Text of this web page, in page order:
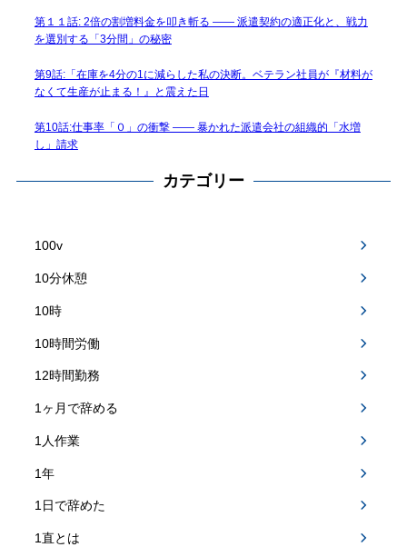
第１１話: 2倍の割増料金を叩き斬る —— 派遣契約の適正化と、戦力
を選別する「3分間」の秘密
第9話:「在庫を4分の1に減らした私の決断。ベテラン社員が『材料が
なくて生産が止まる！』と震えた日
第10話:仕事率「０」の衝撃 —— 暴かれた派遣会社の組織的「水増
し」請求
カテゴリー
100v
10分休憩
10時
10時間労働
12時間勤務
1ヶ月で辞める
1人作業
1年
1日で辞めた
1直とは